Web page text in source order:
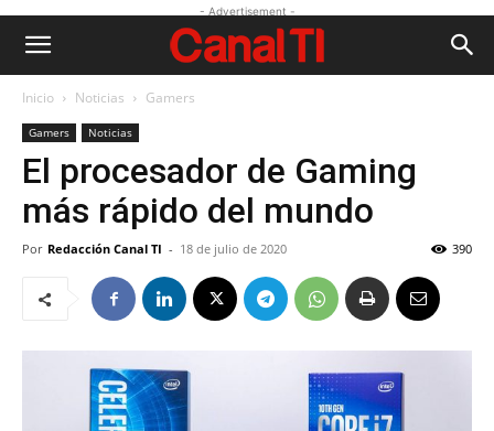
- Advertisement -
Inicio Noticias Gamers
Gamers Noticias
El procesador de Gaming
más rápido del mundo
Por Redacción Canal TI - 18 de julio de 2020 390